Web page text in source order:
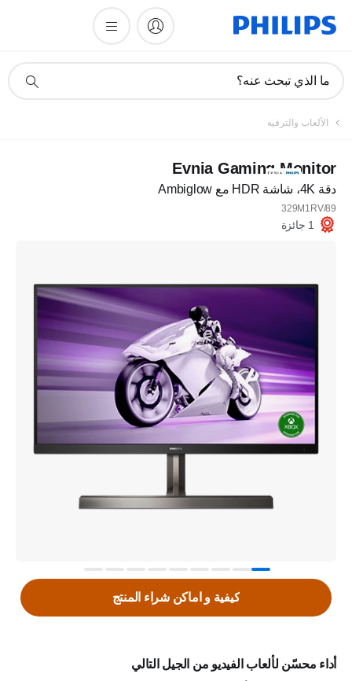
دعم
ما الذي تبحث عنه؟
الألعاب والترفيه
Evnia Gaming Monitor
دقة 4K، شاشة HDR مع Ambiglow
329M1RV/89
1 جائزة
أداء محسّن لألعاب الفيديو من الجيل التالي
كيفية و اماكن شراء المنتج